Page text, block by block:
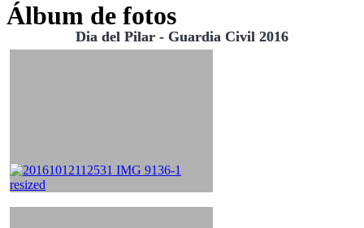
Álbum de fotos
Dia del Pilar - Guardia Civil 2016